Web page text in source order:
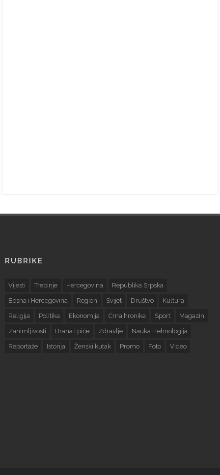
RUBRIKE
Vijesti Trebinje Hercegovina Republika Srpska
Bosna i Hercegovina Region Svijet Društvo Kultura
Religija Politika Ekonomija Crna hronika Sport Magazin
Zanimljivosti Hrana i piće Zdravlje Nauka i tehnologija
Reportaže Istorija Ženski kutak Promo Foto Video